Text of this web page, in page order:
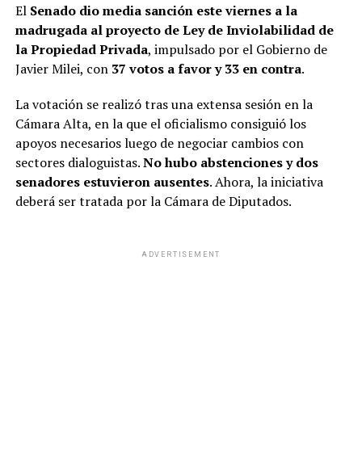
La queja retumbó tan fuerte entre las paredes de la
planta baja de Balcarce 50 que varios curiosos se
acercaron y rodearon al hombre que permanecía con el
indignado. “Abatido”, definiría él mismo más tarde. No
era para menos: acababa de toparse con una publicación
deTini Stoesselen Instagram que podría haber sido
posteada porCristina Kirchner. Uno de los tantos
bellos paisajes de Argentina, con picos montañosos
nevados y verdes pinos en la línea del horizonte, servían
La Patria no se vende”. Cinco palabras para
El Senado dio media sanción este viernes a la
madrugada al proyecto de Ley de Inviolabilidad de
la Propiedad Privada, impulsado por el Gobierno de
Javier Milei, con 37 votos a favor y 33 en contra.
La votación se realizó tras una extensa sesión en la
Cámara Alta, en la que el oficialismo consiguió los
apoyos necesarios luego de negociar cambios con
sectores dialoguistas.No hubo abstenciones y dos
senadores estuvieron ausentes. Ahora, la iniciativa
deberá ser tratada por la Cámara de Diputados.
ADVERTISEMENT